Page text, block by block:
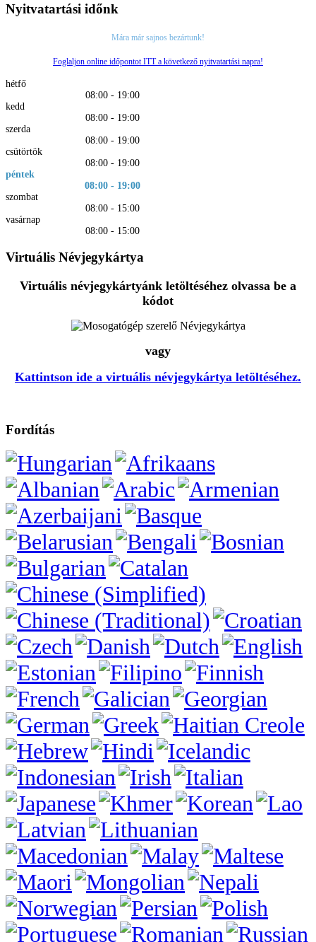
Nyitvatartási időnk
Mára már sajnos bezártunk!
Foglaljon online időpontot ITT a következő nyitvatartási napra!
hétfő
08:00 - 19:00
kedd
08:00 - 19:00
szerda
08:00 - 19:00
csütörtök
08:00 - 19:00
péntek
08:00 - 19:00
szombat
08:00 - 15:00
vasárnap
08:00 - 15:00
Virtuális Névjegykártya
Virtuális névjegykártyánk letöltéséhez olvassa be a
kódot
vagy
Kattintson ide a virtuális névjegykártya letöltéséhez.
Fordítás